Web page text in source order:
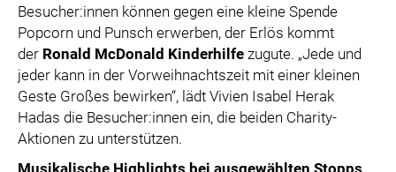
Besucher:innen können gegen eine kleine Spende
Popcorn und Punsch erwerben, der Erlös kommt
der Ronald McDonald Kinderhilfe zugute. „Jede und
jeder kann in der Vorweihnachtszeit mit einer kleinen
Geste Großes bewirken“, lädt Vivien Isabel Herak
Hadas die Besucher:innen ein, die beiden Charity-
Aktionen zu unterstützen.